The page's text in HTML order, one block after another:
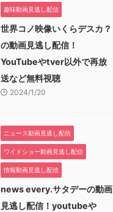
趣味動画見逃し配信
世界コノ映像いくらデスカ？
の動画見逃し配信！
YouTubeやtver以外で再放
送など無料視聴
2024/1/20
ニュース動画見逃し配信
ワイドショー動画見逃し配信
情報動画見逃し配信
news every.サタデーの動画
見逃し配信！youtubeや